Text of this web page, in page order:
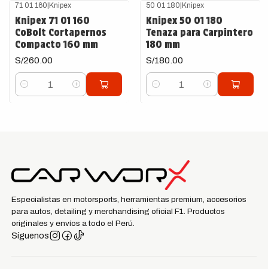
71 01 160|Knipex
Knipex 71 01 160
CoBolt Cortapernos
Compacto 160 mm
S/260.00
Cantidad
50 01 180|Knipex
Knipex 50 01 180
Tenaza para Carpintero
180 mm
S/180.00
Cantidad
Especialistas en motorsports, herramientas premium, accesorios
para autos, detailing y merchandising oficial F1. Productos
originales y envíos a todo el Perú.
Síguenos